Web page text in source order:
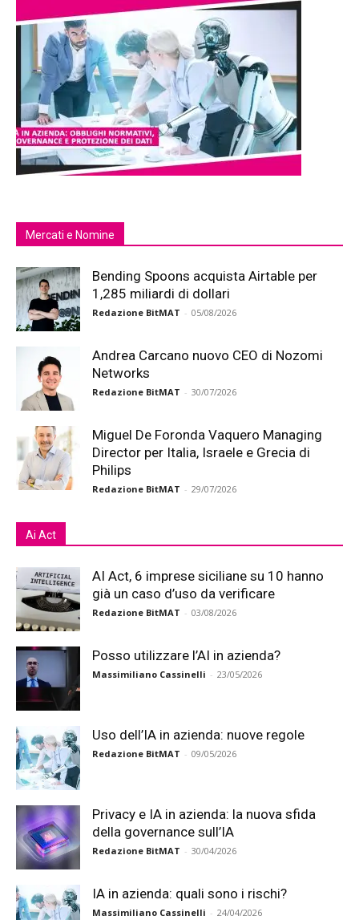
Mercati e Nomine
Bending Spoons acquista Airtable per
1,285 miliardi di dollari
Redazione BitMAT - 05/08/2026
Andrea Carcano nuovo CEO di Nozomi
Networks
Redazione BitMAT - 30/07/2026
Miguel De Foronda Vaquero Managing
Director per Italia, Israele e Grecia di
Philips
Redazione BitMAT - 29/07/2026
Ai Act
AI Act, 6 imprese siciliane su 10 hanno
già un caso d’uso da verificare
Redazione BitMAT - 03/08/2026
Posso utilizzare l’AI in azienda?
Massimiliano Cassinelli - 23/05/2026
Uso dell’IA in azienda: nuove regole
Redazione BitMAT - 09/05/2026
Privacy e IA in azienda: la nuova sfida
della governance sull’IA
Redazione BitMAT - 30/04/2026
IA in azienda: quali sono i rischi?
Massimiliano Cassinelli - 24/04/2026